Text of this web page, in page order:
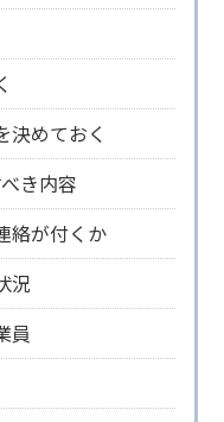
決めておく
き内容
絡が付くか
況
員